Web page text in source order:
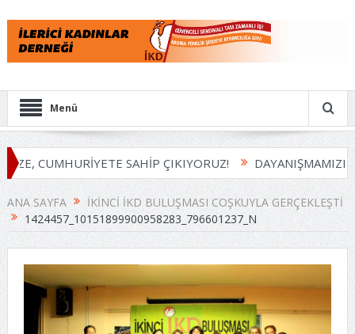
Menü
CUMHURİYETE SAHİP ÇIKIYORUZ! DAYANIŞMAMIZI
ANA SAYFA
İKINCI İKD BULUŞMASI COŞKUYLA GERÇEKLEŞTI
1424457_10151899900958283_796601237_N